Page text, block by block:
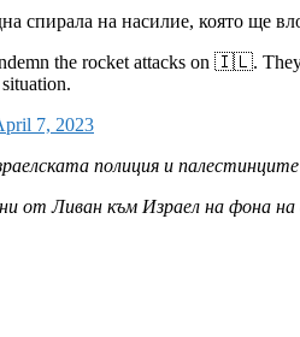
спирала на насилие, която ще
the rocket attacks on 🇮🇱.
7, 2023
полиция и
от Ливан към Израел на фона